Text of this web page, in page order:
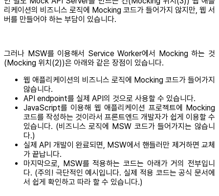
리케이션의 비즈니스 로직에 Mocking 코드가 들어가지 않지만, 웹 서
버를 만들어야 하는 부담이 있습니다.
그러나 MSW를 이용해서 Service Worker에서 Mocking 하는 것
(Mocking 위치(2))은 아래와 같은 장점이 있습니다.
웹 애플리케이션의 비즈니스 로직에 Mocking 코드가 들어가지
않습니다.
API endpoint를 실제 API의 것으로 사용할 수 있습니다.
JavaScript를 이용해 웹 애플리케이션 프로젝트에 Mocking
코드를 작성하는 것이라서 프론트엔드 개발자가 쉽게 이용할 수
있습니다. (비즈니스 로직에 MSW 코드가 들어가지는 않습니
다.)
실제 API 개발이 완료되면, MSW에서 핸들러만 제거하면 교체
가 끝납니다.
마지막으로, MSW를 적용하는 코드는 아래가 거의 전부입니
다. (주의! 극단적인 예시입니다. 실제 적용 코드는 공식 문서에
서 쉽게 확인하고 따라 할 수 있습니다.)